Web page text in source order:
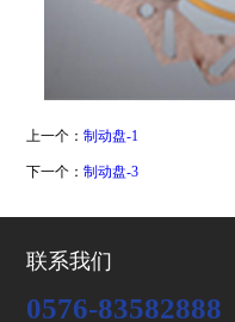
上一个：制动盘-1
下一个：制动盘-3
联系我们
0576-83582888